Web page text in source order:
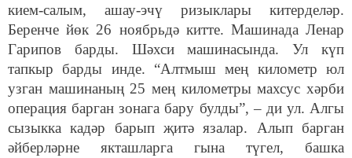
кием-салым, ашау-эчү ризыклары китерделәр.
Беренче йөк 26 ноябрьдә китте. Машинада Ленар
Гарипов барды. Шәхси машинасында. Ул күп
тапкыр барды инде. “Алтмыш мең километр юл
узган машинаның 25 мең километры махсус хәрби
операция барган зонага бару булды”, – ди ул. Алгы
сызыкка кадәр барып җитә язалар. Алып барган
әйберләрне якташларга гына түгел, башка